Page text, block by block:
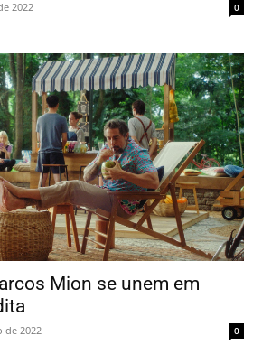
2022 0
Mion se unem em
de 2022 0